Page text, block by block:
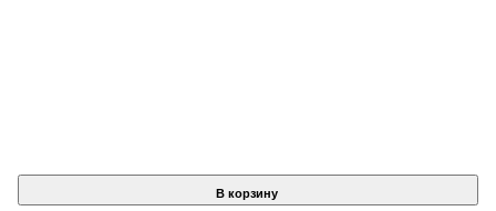
В корзину